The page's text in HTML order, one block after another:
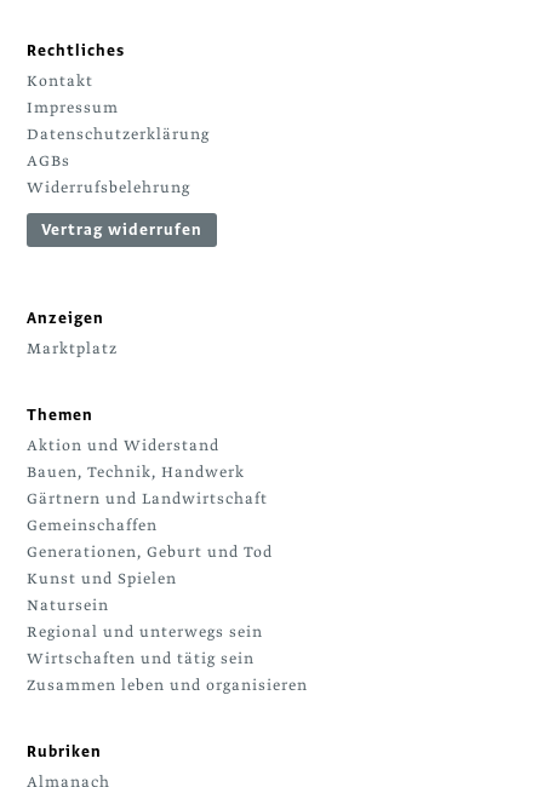
Rechtliches
Kontakt
Impressum
Datenschutzerklärung
AGBs
Widerrufsbelehrung
Vertrag widerrufen
Anzeigen
Marktplatz
Themen
Aktion und Widerstand
Bauen, Technik, Handwerk
Gärtnern und Landwirtschaft
Gemeinschaffen
Generationen, Geburt und Tod
Kunst und Spielen
Natursein
Regional und unterwegs sein
Wirtschaften und tätig sein
Zusammen leben und organisieren
Rubriken
Almanach